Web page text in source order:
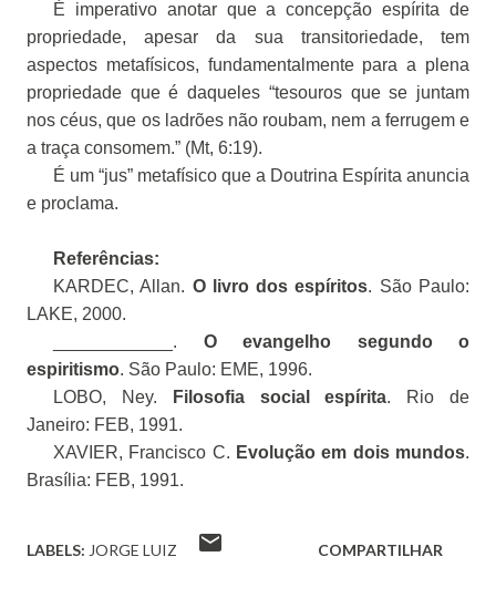
É imperativo anotar que a concepção espírita de
propriedade, apesar da sua transitoriedade, tem
aspectos metafísicos, fundamentalmente para a plena
propriedade que é daqueles “tesouros que se juntam
nos céus, que os ladrões não roubam, nem a ferrugem e
a traça consomem.” (Mt, 6:19).
É um “jus” metafísico que a Doutrina Espírita anuncia
e proclama.
Referências:
KARDEC, Allan. O livro dos espíritos. São Paulo:
LAKE, 2000.
____________. O evangelho segundo o
espiritismo. São Paulo: EME, 1996.
LOBO, Ney.
Filosofia social espírita. Rio de
Janeiro: FEB, 1991.
XAVIER, Francisco C. Evolução em dois mundos.
Brasília: FEB, 1991.
LABELS: JORGE LUIZ COMPARTILHAR